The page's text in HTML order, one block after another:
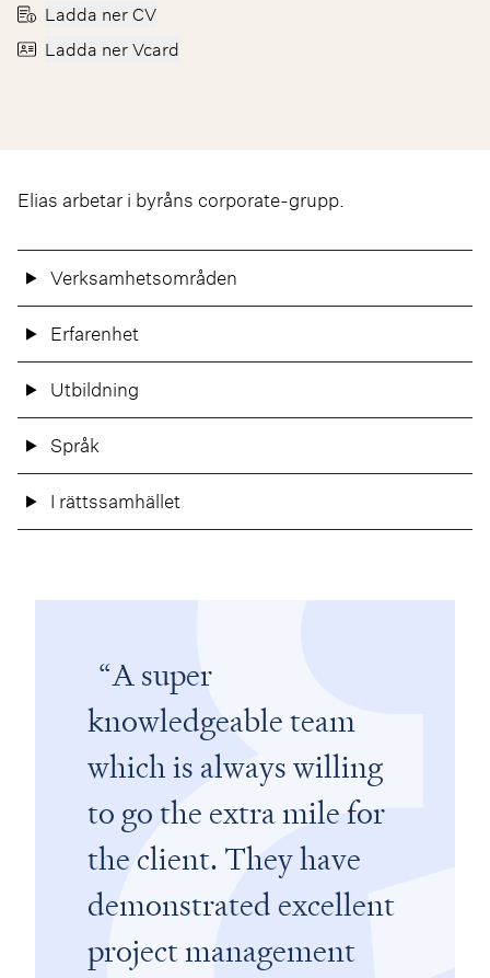
Ladda ner CV
Ladda ner Vcard
Elias arbetar i byråns corporate-grupp.
Verksamhetsområden
Erfarenhet
Utbildning
Språk
I rättssamhället
A super
knowledgeable team
which is always willing
to go the extra mile for
the client. They have
demonstrated excellent
project management